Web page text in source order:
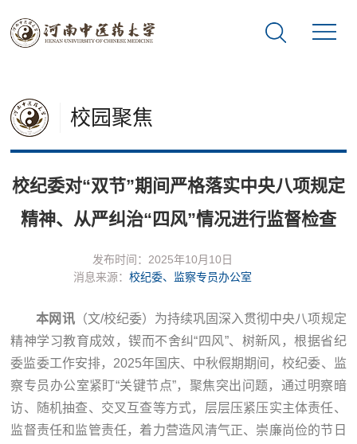
校园聚焦
校纪委对“双节”期间严格落实中央八项规定
精神、从严纠治“四风”情况进行监督检查
发布时间：2025年10月10日
消息来源： 校纪委、监察专员办公室
本网讯（文/校纪委）为持续巩固深入贯彻中央八项规定
精神学习教育成效，锲而不舍纠“四风”、树新风，根据省纪
委监委工作安排，2025年国庆、中秋假期期间，校纪委、监
察专员办公室紧盯“关键节点”，聚焦突出问题，通过明察暗
访、随机抽查、交叉互查等方式，层层压紧压实主体责任、
监督责任和监管责任，着力营造风清气正、崇廉尚俭的节日